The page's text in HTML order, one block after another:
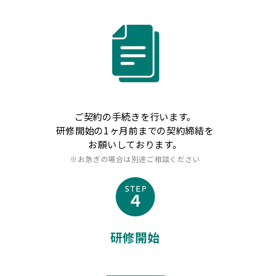
ご契約の手続きを行います。
研修開始の1ヶ月前までの契約締結を
お願いしております。
※お急ぎの場合は別途ご相談ください
研修開始